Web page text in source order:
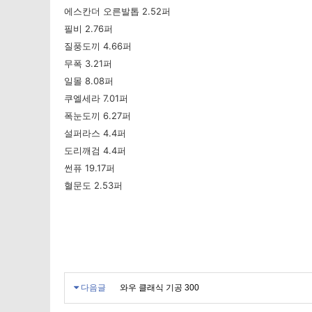
에스칸더 오른발톱 2.52퍼
필비 2.76퍼
질풍도끼 4.66퍼
무폭 3.21퍼
일몰 8.08퍼
쿠엘세라 7.01퍼
폭눈도끼 6.27퍼
설퍼라스 4.4퍼
도리깨검 4.4퍼
썬퓨 19.17퍼
혈문도 2.53퍼
다음글 와우 클래식 기공 300